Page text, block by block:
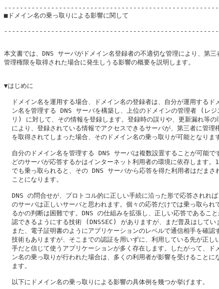
■ドメイン名の乗っ取りによる影響に関して
本文書では、DNS サーバがドメイン名登録者の不適切な管理により、第三
管理権限を取得された場合に発生しうる影響の概要を説明します。
▼はじめに
ドメイン名を運用する場合、ドメイン名の登録者は、自分が運用するド
ン名を管理する DNS サーバを構築し、上位のドメインの管理者 (レジ
リ) に対して、その情報を登録します。登録時の誤りや、更新漏れ等の
により、登録されている情報でアクセスできるサーバが、第三者に管理
を取得されてしまった場合、そのドメイン名の乗っ取りが可能となりま
自分のドメイン名を管理する DNS サーバは複数設置することが可能で
どのサーバが応答するかはインターネット利用者の環境に依存します。
でも乗っ取られると、その DNS サーバから応答を得た利用者はだまさ
  ことになります。
DNS の問合せが、プロトコル的に正しい手続に沿った形で応答されれ
のサーバは正しいサーバと思われます。個々の応答だけでは乗っ取られ
るかの判断は困難です。DNS の仕組みを拡張し、正しい応答であるこ
認できるようにする技術 (DNSSEC) がありますが、まだ普及はしてい
また、電子証明書のようにアプリケーションのレベルで通信相手を確認
技術もありますが、そこまでの認証を用いずに、利用している先が正し
手だと信じて使うアプリケーションが多く存在します。したがって、ド
ン名の乗っ取りが行われた場合は、多くの利用者が影響を受けることに
  ます。
  以下にドメイン名の乗っ取りによる影響の具体例を幾つか挙げます。